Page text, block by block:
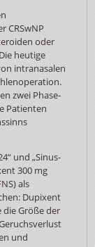
CRSwNP
oder
heutige
intranasalen
zwei Phase-
Patienten
und „Sinus-
300 mg
als
Dupixent
Größe der
und